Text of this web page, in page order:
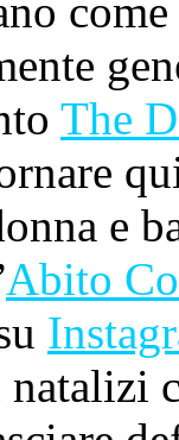
The
e
Abito